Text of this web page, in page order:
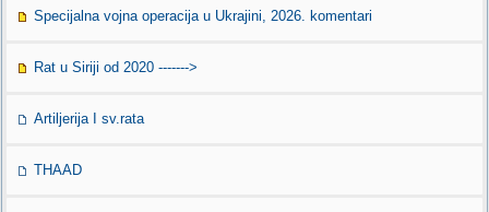
Specijalna vojna operacija u Ukrajini, 2026. komentari
Rat u Siriji od 2020 ------->
Artiljerija I sv.rata
THAAD